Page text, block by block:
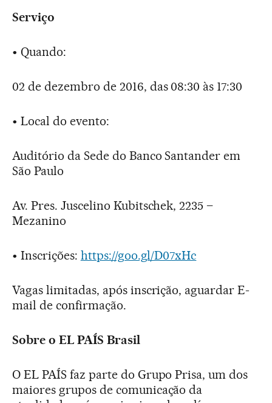
Serviço
• Quando:
02 de dezembro de 2016, das 08:30 às 17:30
• Local do evento:
Auditório da Sede do Banco Santander em
São Paulo
Av. Pres. Juscelino Kubitschek, 2235 –
Mezanino
• Inscrições: https://goo.gl/D07xHc
Vagas limitadas, após inscrição, aguardar E-
mail de confirmação.
Sobre o EL PAÍS Brasil
O EL PAÍS faz parte do Grupo Prisa, um dos
maiores grupos de comunicação da